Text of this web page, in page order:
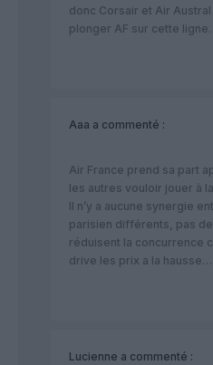
donc Corsair et Air
plonger AF sur cette ligne.
Aaa a commenté :
Air France prend sa part
les autres vouloir jouer à
Il n’y a aucune synergie
parisien différents, pas
réduisent la concurrence
drive les prix a la hausse…
Lucienne a commenté :